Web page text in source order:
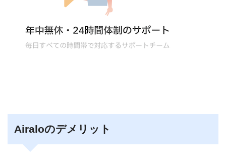
Airaloのデメリット